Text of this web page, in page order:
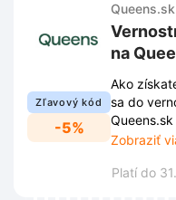
Zľavový kód
-5%
Queens.sk
na
Ako
sa do
sa vám
nájdete v
Zobraziť
Platí do